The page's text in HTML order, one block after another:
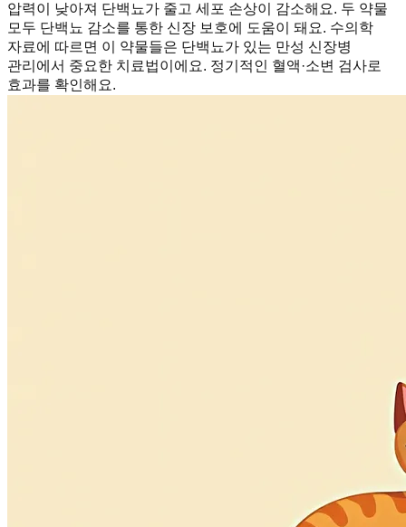
압력이 낮아져 단백뇨가 줄고 세포 손상이 감소해요. 두 약물
모두 단백뇨 감소를 통한 신장 보호에 도움이 돼요. 수의학
자료에 따르면 이 약물들은 단백뇨가 있는 만성 신장병
관리에서 중요한 치료법이에요. 정기적인 혈액·소변 검사로
효과를 확인해요.